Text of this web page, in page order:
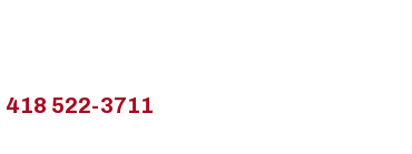
418 522-3711